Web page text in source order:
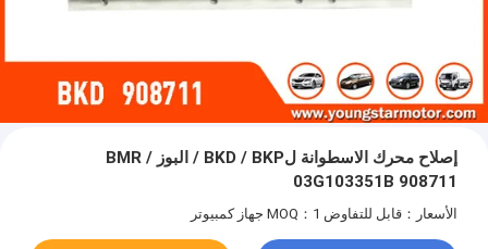
إصلاح محرك الاسطوانة لBKD / BKP / البوز / BMR
03G103351B 908711
الأسعار：قابل للتفاوض MOQ：1 جهاز كمبيوتر